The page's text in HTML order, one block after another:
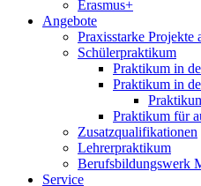
Erasmus+
Angebote
Praxisstarke
Schülerpraktikum
Praktikum in
Praktikum in
Praktikum für
Zusatzqualifikationen
Lehrerpraktikum
Berufsbildungswerk
Service